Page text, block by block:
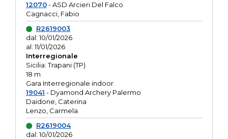
12070- ASD Arcieri Del Falco
Cagnacci, Fabio
R2619003
dal: 10/01/2026
al: 11/01/2026
Interregionale
Sicilia: Trapani (TP)
18 m
Gara Interregionale indoor
19041 - Dyamond Archery Palermo
Daidone, Caterina
Lenzo, Carmela
R2619004
dal: 10/01/2026